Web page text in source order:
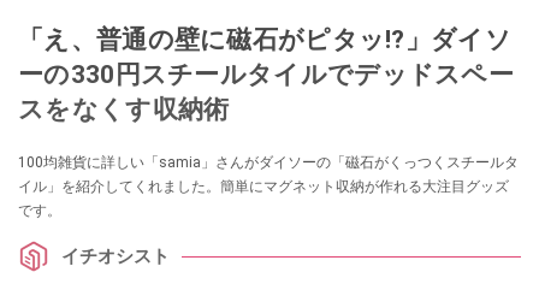
「え、普通の壁に磁石がピタッ!?」ダイソ
ーの330円スチールタイルでデッドスペー
スをなくす収納術
100均雑貨に詳しい「samia」さんがダイソーの「磁石がくっつくスチールタ
イル」を紹介してくれました。簡単にマグネット収納が作れる大注目グッズ
です。
イチオシスト